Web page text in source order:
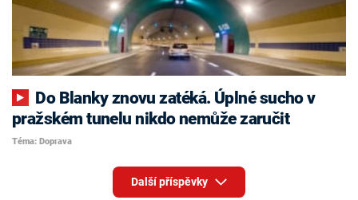
pražském tunelu nikdo nemůže zaručit
Téma: Doprava
Další příspěvky